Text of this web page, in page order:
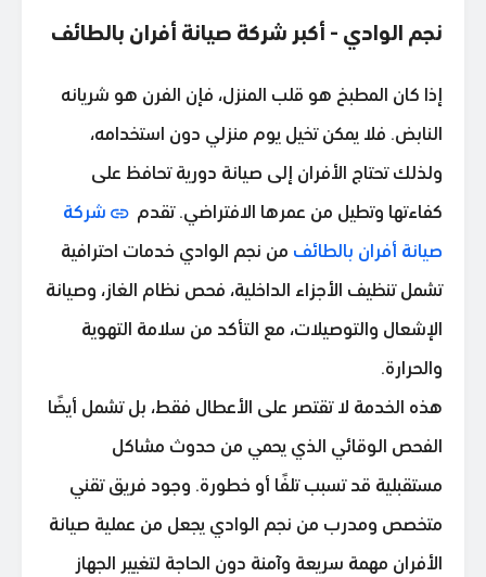
نجم الوادي - أكبر شركة صيانة أفران بالطائف
إذا كان المطبخ هو قلب المنزل، فإن الفرن هو شريانه
النابض. فلا يمكن تخيل يوم منزلي دون استخدامه،
ولذلك تحتاج الأفران إلى صيانة دورية تحافظ على
كفاءتها وتطيل من عمرها الافتراضي. تقدم
شركة
صيانة أفران بالطائف من نجم الوادي خدمات احترافية
تشمل تنظيف الأجزاء الداخلية، فحص نظام الغاز، وصيانة
الإشعال والتوصيلات، مع التأكد من سلامة التهوية
والحرارة.
هذه الخدمة لا تقتصر على الأعطال فقط، بل تشمل أيضًا
الفحص الوقائي الذي يحمي من حدوث مشاكل
مستقبلية قد تسبب تلفًا أو خطورة. وجود فريق تقني
متخصص ومدرب من نجم الوادي يجعل من عملية صيانة
الأفران مهمة سريعة وآمنة دون الحاجة لتغيير الجهاز